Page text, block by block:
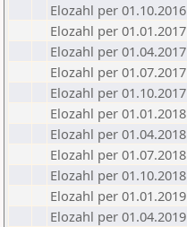
Elozahl per 01.10.2016
Elozahl per 01.01.2017
Elozahl per 01.04.2017
Elozahl per 01.07.2017
Elozahl per 01.10.2017
Elozahl per 01.01.2018
Elozahl per 01.04.2018
Elozahl per 01.07.2018
Elozahl per 01.10.2018
Elozahl per 01.01.2019
Elozahl per 01.04.2019